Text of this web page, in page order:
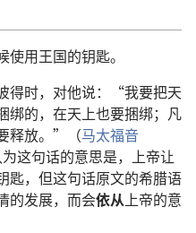
用王国的钥匙。
得时，对他说：“我要把天
绑的，在天上也要捆绑；凡
释放。”（马太福音
这句话的意思是，上帝让
匙，但这句话原文的希腊语
的发展，而会依从上帝的意